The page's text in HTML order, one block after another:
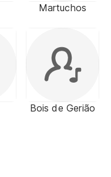
Martuchos
Bois de Gerião